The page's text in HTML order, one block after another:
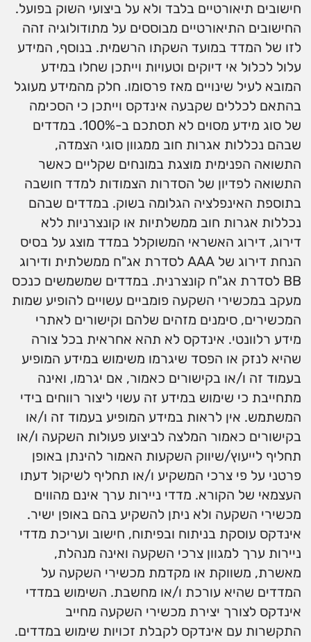
חישובים תיאורטיים בלבד ולא על ביצועי השוק בפועל.
החישובים התיאורטיים מבוססים על מתודולוגיה זהה
לזו של המדד במועד השקתו הרשמית. בנוסף, המידע
עלול לכלול אי דיוקים וטעויות וייתכן שחלו במידע
המובא לעיל שינויים מאז פרסומו. חלק מהמידע מעוגל
בהתאם לכללים שקבעה אינדקס וייתכן כי הסכימה
של סוג מידע מסוים לא תסתכם ב-100%. במדדים
שבהם נכללות אגרות חוב ממגוון סוגי הצמדה,
התשואה הפנימית מוצגת במונחים שקליים כאשר
התשואה לפדיון של הסדרות הצמודות למדד חושבה
בתוספת האינפלציה הגלומה בשוק. במדדים שבהם
נכללות אגרות חוב ממשלתיות או קונצרניות ללא
דירוג, דירוג האשראי המשוקלל במדד מוצג על בסיס
הנחת דירוג של AAA לסדרת אג"ח ממשלתית ודירוג
BB לסדרת אג"ח קונצרנית. במדדים שמשמשים כנכס
מעקב במכשירי השקעה פומביים עשויים להופיע שמות
המכשירים, סימנים מזהים שלהם וקישורים לאתרי
מידע רלוונטי. אינדקס לא תהא אחראית בכל צורה
שהיא לנזק או הפסד שיגרמו משימוש במידע המופיע
בעמוד זה ו/או בקישורים כאמור, אם יגרמו, ואינה
מתחייבת כי שימוש במידע זה עשוי ליצור רווחים בידי
המשתמש. אין לראות במידע המופיע בעמוד זה ו/או
בקישורים כאמור המלצה לביצוע פעולות השקעה ו/או
תחליף לייעוץ/שיווק השקעות האמור להינתן באופן
פרטני על פי צרכי המשקיע ו/או תחליף לשיקול דעתו
העצמאי של הקורא. מדדי ניירות ערך אינם מהווים
מכשירי השקעה ולא ניתן להשקיע בהם באופן ישיר.
אינדקס עוסקת בניתוח ובפיתוח, חישוב ועריכת מדדי
ניירות ערך למגוון צרכי השקעה ואינה מנהלת,
מאשרת, משווקת או מקדמת מכשירי השקעה על
המדדים שהיא עורכת ו/או מחשבת. השימוש במדדי
אינדקס לצורך יצירת מכשירי השקעה מחייב
התקשרות עם אינדקס לקבלת זכויות שימוש במדדים.